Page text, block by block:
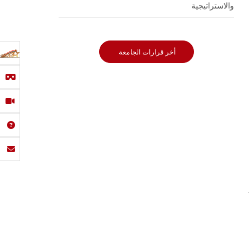
والاستراتيجية
أخر قرارات الجامعة